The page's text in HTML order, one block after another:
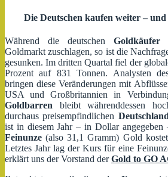
Die Deutschen kaufen weiter –
Während die deutschen Goldkäufer
Goldmarkt zuschlagen, so ist die
gesunken. Im dritten Quartal fiel der
Prozent auf 831 Tonnen. Analysten
bringen diese Veränderungen mit
USA und Großbritannien in
Goldbarren bleibt währenddessen
durchaus preisempfindlichen
ist in diesem Jahr – in Dollar angegeben
Feinunze (also 31,1 Gramm) Gold
Letztes Jahr lag der Kurs für eine
erklärt uns der Vorstand derGold to GO